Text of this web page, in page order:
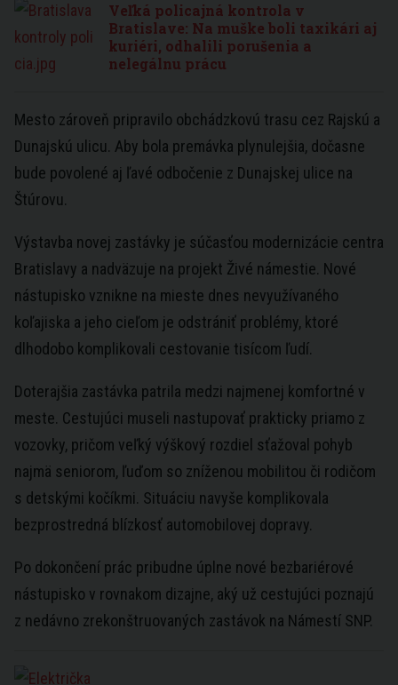
Veľká policajná kontrola v
Bratislave: Na muške boli taxikári aj
kuriéri, odhalili porušenia a
nelegálnu prácu
Mesto zároveň pripravilo obchádzkovú trasu cez Rajskú a
Dunajskú ulicu. Aby bola premávka plynulejšia, dočasne
bude povolené aj ľavé odbočenie z Dunajskej ulice na
Štúrovu.
Výstavba novej zastávky je súčasťou modernizácie centra
Bratislavy a nadväzuje na projekt Živé námestie. Nové
nástupisko vznikne na mieste dnes nevyužívaného
koľajiska a jeho cieľom je odstrániť problémy, ktoré
dlhodobo komplikovali cestovanie tisícom ľudí.
Doterajšia zastávka patrila medzi najmenej komfortné v
meste. Cestujúci museli nastupovať prakticky priamo z
vozovky, pričom veľký výškový rozdiel sťažoval pohyb
najmä seniorom, ľuďom so zníženou mobilitou či rodičom
s detskými kočíkmi. Situáciu navyše komplikovala
bezprostredná blízkosť automobilovej dopravy.
Po dokončení prác pribudne úplne nové bezbariérové
nástupisko v rovnakom dizajne, aký už cestujúci poznajú
z nedávno zrekonštruovaných zastávok na Námestí SNP.